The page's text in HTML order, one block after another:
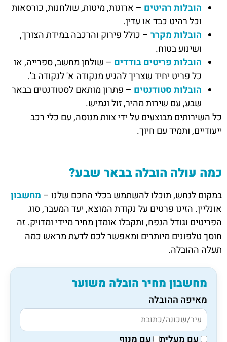
הובלות רהיטים – ארונות, מיטות, שולחנות, כורסאות
וכל רהיט כבד או עדין.
הובלות מקרר – כולל פירוק והרכבה במידת הצורך,
ושינוע בטוח.
הובלות פריטים בודדים – שולחן מחשב, ספרייה, או
כל פריט יחיד שצריך להגיע מנקודה א' לנקודה ב'.
הובלות סטודנטים – פתרון מותאם לסטודנטים בבאר
שבע, עם שירות מהיר, זול וגמיש.
כל השירותים מבוצעים על ידי צוות מנוסה, עם כלי רכב
ייעודיים, ותמיד עם חיוך.
כמה עולה הובלה בבאר שבע?
במקום לנחש, תוכלו להשתמש בכלי החכם שלנו – מחשבון
אונליין. הזינו פרטים על נקודת המוצא, יעד המעבר, סוג
הפריטים וגודל הנפח, ותקבלו אומדן מחיר מיידי ומדויק. זה
חוסך טלפונים מיותרים ומאפשר לכם לדעת מראש כמה
תעלה ההובלה.
מחשבון מחיר הובלה משוער
מאיפה ההובלה